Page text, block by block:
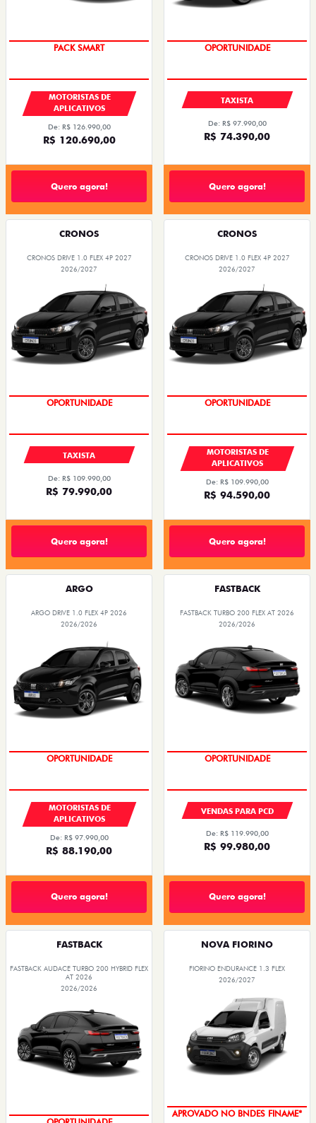
PACK SMART
MOTORISTAS DE
APLICATIVOS
De: R$ 126.990,00
R$ 120.690,00
Quero agora!
OPORTUNIDADE
TAXISTA
De: R$ 97.990,00
R$ 74.390,00
Quero agora!
CRONOS
CRONOS DRIVE 1.0 FLEX 4P 2027
2026/2027
OPORTUNIDADE
TAXISTA
De: R$ 109.990,00
R$ 79.990,00
Quero agora!
CRONOS
CRONOS DRIVE 1.0 FLEX 4P 2027
2026/2027
OPORTUNIDADE
MOTORISTAS DE
APLICATIVOS
De: R$ 109.990,00
R$ 94.590,00
Quero agora!
ARGO
ARGO DRIVE 1.0 FLEX 4P 2026
2026/2026
OPORTUNIDADE
MOTORISTAS DE
APLICATIVOS
De: R$ 97.990,00
R$ 88.190,00
Quero agora!
FASTBACK
FASTBACK TURBO 200 FLEX AT 2026
2026/2026
OPORTUNIDADE
VENDAS PARA PCD
De: R$ 119.990,00
R$ 99.980,00
Quero agora!
FASTBACK
FASTBACK AUDACE TURBO 200 HYBRID FLEX
AT 2026
2026/2026
NOVA FIORINO
FIORINO ENDURANCE 1.3 FLEX
2026/2027
APROVADO NO BNDES FINAME*